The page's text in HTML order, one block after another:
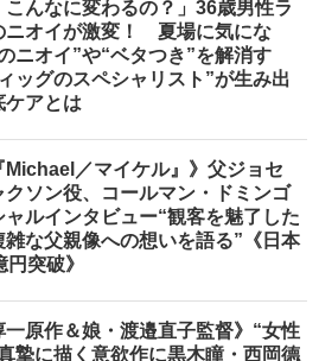
こんなに変わるの？」36歳男性ラ
ニオイが激変！ 夏場に気にな
ニオイ”や“ベタつき”を解消す
ッグのスペシャリスト”が生み出
ケアとは
Michael／マイケル』》父ジョセ
クソン役、コールマン・ドミンゴ
ャルインタビュー“観客を魅了した
雑な父親像への想いを語る”《日本
突破》
一原作＆娘・渡邉直子監督》“女性
摯に描く意欲作に黒木瞳・西岡德